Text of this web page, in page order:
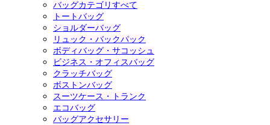
バッグカテゴリすべて
トートバッグ
ショルダーバッグ
リュック・バックパック
ボディバッグ・サコッシュ
ビジネス・オフィスバッグ
クラッチバッグ
ボストンバッグ
スーツケース・トランク
エコバッグ
バッグアクセサリー